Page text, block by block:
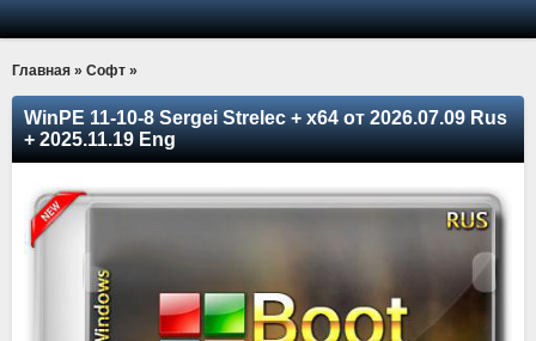
Главная » Софт »
WinPE 11-10-8 Sergei Strelec + x64 от 2026.07.09 Rus
+ 2025.11.19 Eng